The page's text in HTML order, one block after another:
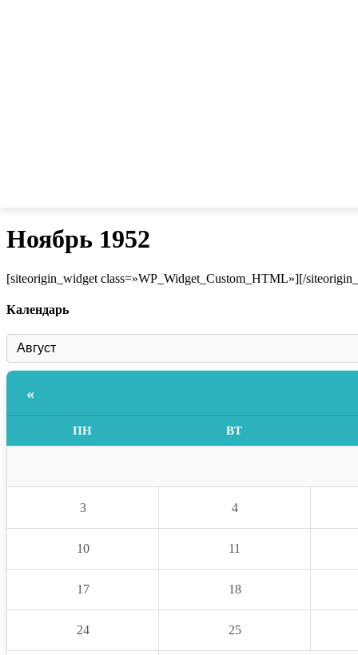
Ноябрь 1952
[siteorigin_widget class=»WP_Widget_Custom_HTML»][/
Календарь
«
ПН ВТ
3 4
10 11
17 18
24 25